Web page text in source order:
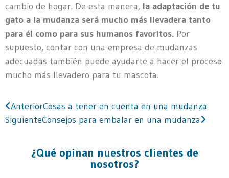
cambio de hogar. De esta manera, la adaptación de tu
gato a la mudanza será mucho más llevadera tanto
para él como para sus humanos favoritos. Por
supuesto, contar con una empresa de mudanzas
adecuadas también puede ayudarte a hacer el proceso
mucho más llevadero para tu mascota.
AnteriorCosas a tener en cuenta en una mudanza
SiguienteConsejos para embalar en una mudanza
¿Qué opinan nuestros clientes de
nosotros?